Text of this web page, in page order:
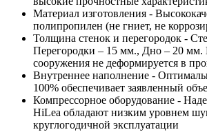
Материал изготовления -
полипропилен (не гниет, не
Толщина стенок и перегородок -
Перегородки – 15 мм., Дно – 20 мм.
сооружения не деформируется в
Внутреннее наполнение -
100% обеспечивает заявленный
Компрессорное оборудование -
HiLea обладают низким уровнем
круглогодичной эксплуатации